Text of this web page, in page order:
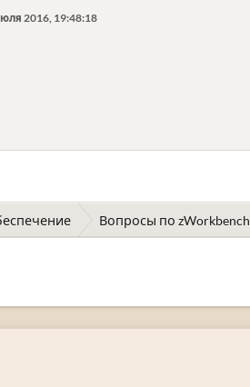
2016, 19:48:18
Вопросы по zWorkbench